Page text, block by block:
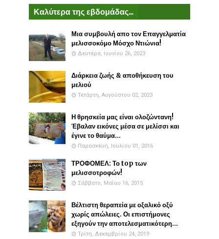
Καλύτερα της εβδομάδας...
Μια συμβουλή απο τον Επαγγελματία
μελισσοκόμο Μόσχο Ντιώνια!
Δευτέρα, Ιουνίου 26, 2023
Διάρκεια ζωής & αποθήκευση του
μελιού
Τετάρτη, Αυγούστου 02, 2023
Η θρησκεία μας είναι ολοζώντανη!
Έβαλαν εικόνες μέσα σε μελίσσι και
έγινε το θαύμα...
Παρασκευή, Ιουλίου 01, 2016
ΤΡΟΦΟΜΕΛ: Το top των
μελισσοτροφών!
Σάββατο, Μαΐου 16, 2015
Βέλτιστη θεραπεία με οξαλικό οξύ
χωρίς απώλειες. Οι επιστήμονες
εξηγούν την αποτελεσματικότερη...
Τρίτη, Δεκεμβρίου 24, 2019